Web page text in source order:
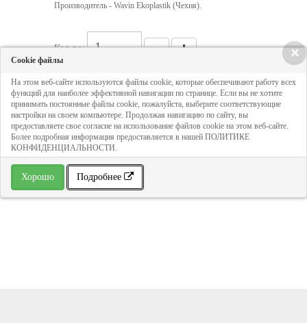
Производитель - Wavin Ekoplastik (Чехия).
Кол-во:
1 116 руб
ДОБАВИТЬ В КОРЗИНУ
» В избранное
×
Cookie файлы
На этом веб-сайте используются файлы cookie, которые обеспечивают работу всех
функций для наиболее эффективной навигации по странице. Если вы не хотите
принимать постоянные файлы cookie, пожалуйста, выберите соответствующие
настройки на своем компьютере. Продолжая навигацию по сайту, вы
предоставляете свое согласие на использование файлов cookie на этом веб-сайте.
Более подробная информация предоставляется в нашей ПОЛИТИКЕ
КОНФИДЕНЦИАЛЬНОСТИ.
Хорошо Подробнее